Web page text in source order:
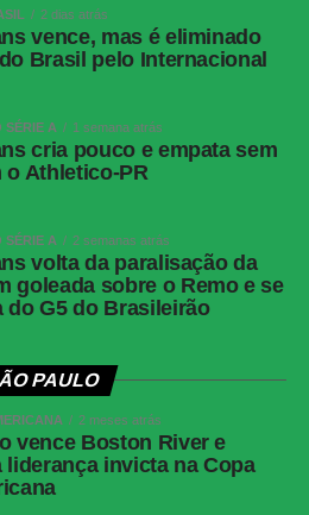
feira), às 21h30 (de
de la Vega
Rivadavia
– oitavas de final (ida)
feira), às 19h (de Brasília)
x 1 Fluminense
Brasileiro — Série A, 22ª rodada
de agosto de 2026, às 21h, de
Santos, Rio de Janeiro (RJ)
2 dias atrás
vence, mas é eliminado
Brasil pelo Internacional
SÉRIE A 1 semana atrás
cria pouco e empata sem
o Athletico-PR
SÉRIE A 2 semanas atrás
volta da paralisação da
goleada sobre o Remo e se
do G5 do Brasileirão
PAULO
2 meses atrás
vence Boston River e
liderança invicta na Copa